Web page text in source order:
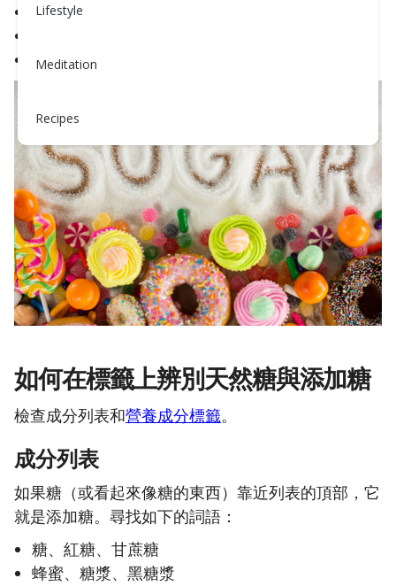
Lifestyle
Meditation
Recipes
汽水、加糖茶或調味咖啡
烘焙食品和醬汁（如番茄醬或燒烤醬）
如何在標籤上辨別天然糖與添加糖
檢查成分列表和營養成分標籤。
成分列表
如果糖（或看起來像糖的東西）靠近列表的頂部，它
就是添加糖。尋找如下的詞語：
糖、紅糖、甘蔗糖
蜂蜜、糖漿、黑糖漿